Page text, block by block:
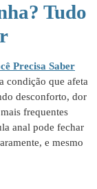
Tudo
condição que afeta
desconforto, dor
frequentes
anal pode fechar
e mesmo